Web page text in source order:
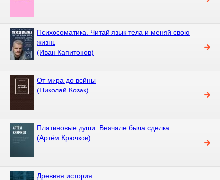
Психосоматика. Читай язык тела и меняй свою
жизнь
(Иван Капитонов)
От мира до войны
(Николай Козак)
Платиновые души. Вначале была сделка
(Артём Крючков)
Древняя история